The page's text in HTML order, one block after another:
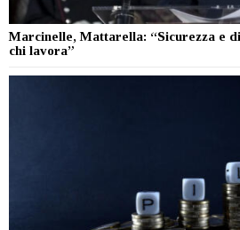
Marcinelle, Mattarella: “Sicurezza e
chi lavora”